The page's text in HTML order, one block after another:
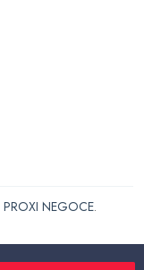
PROXI NEGOCE.